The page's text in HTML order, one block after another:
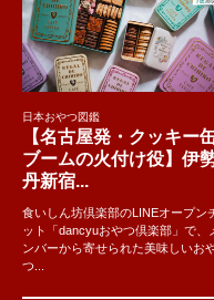
日本おやつ図鑑
【名古屋発・クッキー
ブームの火付け役】伊
丹新宿...
食いしん坊倶楽部のLINEオープン
ット「dancyuおやつ倶楽部」で、
ンバーから寄せられた美味しいお
つ...